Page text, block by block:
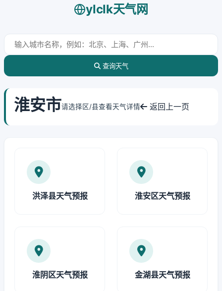
ylclk天气网
查询天气
淮安市请选择区/县查看天气详情 返回上一页
洪泽县天气预报 淮安区天气预报
淮阴区天气预报 金湖县天气预报